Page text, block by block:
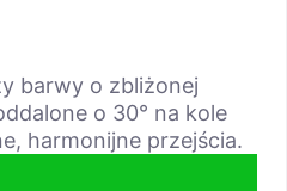
barwy o zbliżonej
o 30° na kole
harmonijne przejścia.